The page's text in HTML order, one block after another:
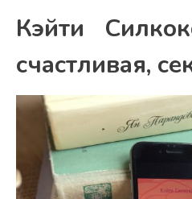
Кэйти
счастливая,